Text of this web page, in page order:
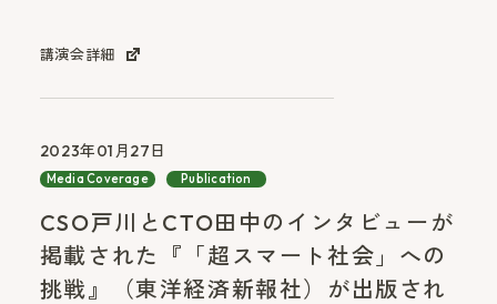
講演会詳細
2023年01月27日
Media Coverage Publication
CSO戸川とCTO田中のインタビューが
掲載された『「超スマート社会」への
挑戦』（東洋経済新報社）が出版され